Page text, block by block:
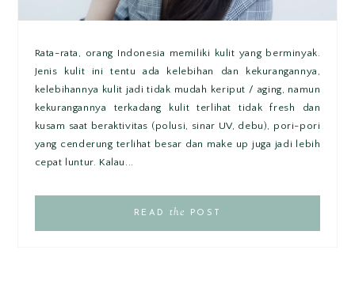
Rata-rata, orang Indonesia memiliki kulit yang berminyak.
Jenis kulit ini tentu ada kelebihan dan kekurangannya,
kelebihannya kulit jadi tidak mudah keriput / aging, namun
kekurangannya terkadang kulit terlihat tidak fresh dan
kusam saat beraktivitas (polusi, sinar UV, debu), pori-pori
yang cenderung terlihat besar dan make up juga jadi lebih
cepat luntur. Kalau...
READ the POST